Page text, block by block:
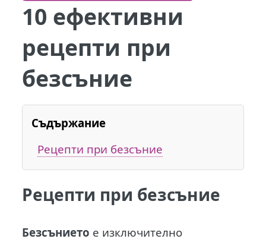
10 ефективни
рецепти при
безсъние
Съдържание
Рецепти при безсъние
Рецепти при безсъние
Безсънието е изключително